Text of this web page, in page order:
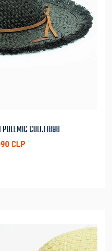
COD.11898
CLP